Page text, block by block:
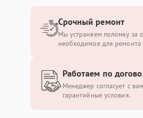
Срочный ремонт
Мы устраняем поломку за
необходимое для
Работаем по
Менеджер согласует с
гарантийные условия.